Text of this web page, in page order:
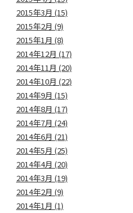
2015年3月 (15)
2015年2月 (9)
2015年1月 (8)
2014年12月 (17)
2014年11月 (20)
2014年10月 (22)
2014年9月 (15)
2014年8月 (17)
2014年7月 (24)
2014年6月 (21)
2014年5月 (25)
2014年4月 (20)
2014年3月 (19)
2014年2月 (9)
2014年1月 (1)